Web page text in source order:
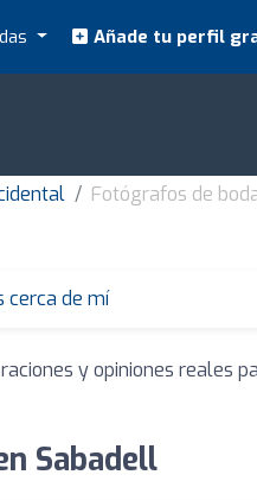
Añade tu perfil
Fotógrafos de
cerca de mí
y opiniones reales
Sabadell